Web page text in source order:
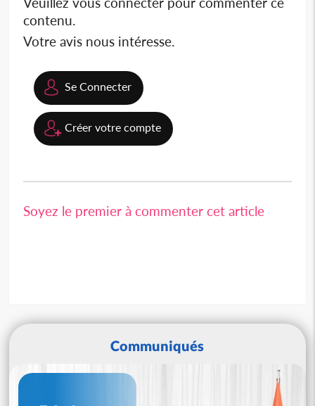
contenu.
Votre avis nous intéresse.
Se Connecter
Créer votre compte
Soyez le premier à commenter cet article
Communiqués